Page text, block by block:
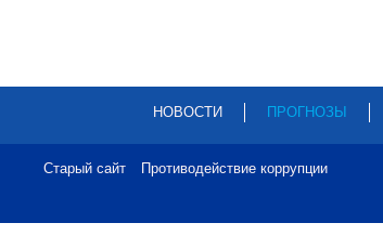
НОВОСТИ ПРОГНОЗЫ
Старый сайт Противодействие коррупции